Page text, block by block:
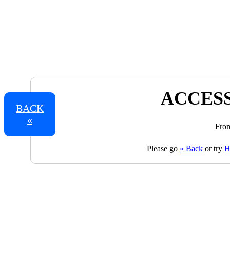
BACK
«
Please go « Back or try